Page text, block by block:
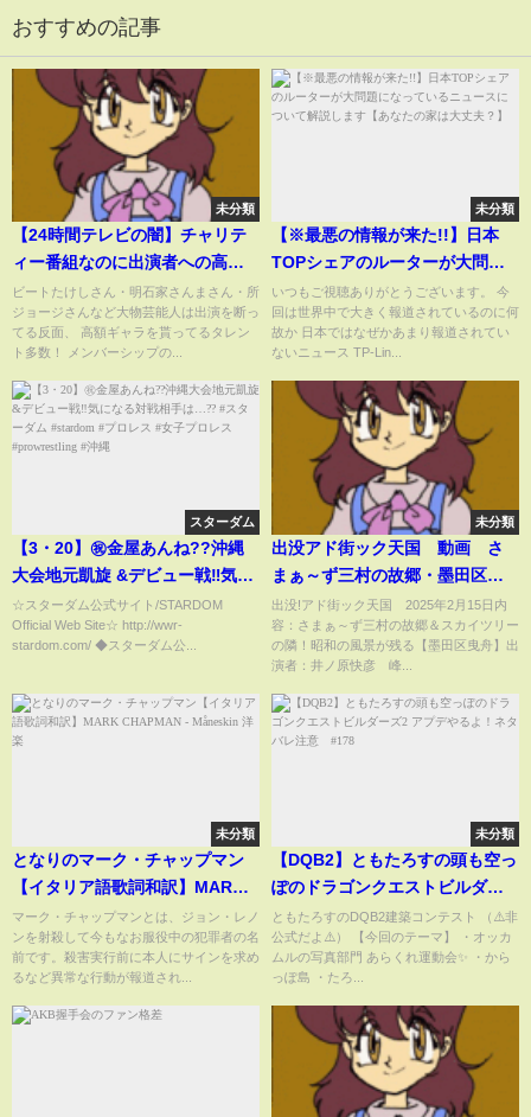
おすすめの記事
未分類
【24時間テレビの闇】チャリテ
ィー番組なのに出演者への高額
ギャラ発生！障がい者を利用し
た感動ポルノ・ヤラセ行為など
闇が深すぎる....募金・寄付金の
ビートたけしさん・明石家さんまさん・所
ジョージさんなど大物芸能人は出演を断っ
てる反面、 高額ギャラを貰ってるタレン
ト多数！ メンバーシップの...
未分類
【※最悪の情報が来た!!】日本
TOPシェアのルーターが大問題
になっているニュースについて
解説します【あなたの家は大丈
夫？】
いつもご視聴ありがとうございます。 今
回は世界中で大きく報道されているのに何
故か 日本ではなぜかあまり報道されてい
ないニュース TP-Lin...
スターダム
【3・20】㊗️金屋あんね??沖縄
大会地元凱旋 &デビュー戦‼️気に
なる対戦相手は…?? #スターダ
ム #stardom #プロレス #女子プ
ロレス #prowrestling #沖縄
☆スターダム公式サイト/STARDOM
Official Web Site☆ http://wwr-
stardom.com/ ◆スターダム公...
未分類
出没アド街ック天国 動画 さ
まぁ～ず三村の故郷・墨田区曳
舟 2月15日
出没!アド街ック天国 2025年2月15日内
容：さまぁ～ず三村の故郷＆スカイツリー
の隣！昭和の風景が残る【墨田区曳舟】出
演者：井ノ原快彦 峰...
未分類
となりのマーク・チャップマン
【イタリア語歌詞和訳】MARK
CHAPMAN - Måneskin 洋楽
マーク・チャップマンとは、ジョン・レノ
ンを射殺して今もなお服役中の犯罪者の名
前です。殺害実行前に本人にサインを求め
るなど異常な行動が報道され...
未分類
【DQB2】ともたろすの頭も空っ
ぽのドラゴンクエストビルダー
ズ2 アプデやるよ！ネタバレ注
意 #178
ともたろすのDQB2建築コンテスト （⚠️非
公式だよ⚠️） 【今回のテーマ】 ・オッカ
ムルの写真部門 あらくれ運動会✨ ・から
っぽ島 ・たろ...